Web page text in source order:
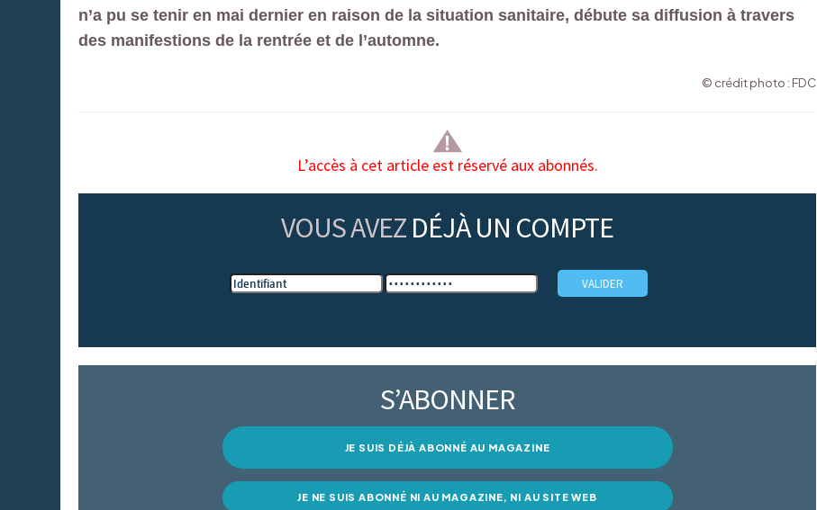
n’a pu se tenir en mai dernier en raison de la situation sanitaire, débute sa diffusion à travers
des manifestions de la rentrée et de l’automne.
© crédit photo : FDC
L’accès à cet article est réservé aux abonnés.
VOUS AVEZ DÉJÀ UN COMPTE
S’ABONNER
JE SUIS DÉJÀ ABONNÉ AU MAGAZINE
JE NE SUIS ABONNÉ NI AU MAGAZINE, NI AU SITE WEB